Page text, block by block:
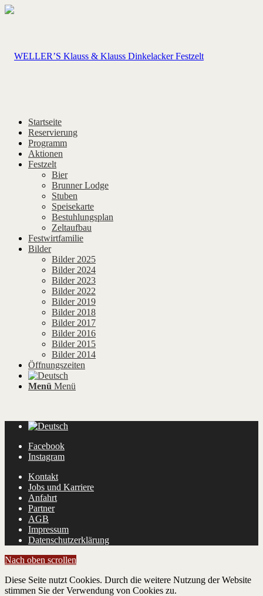
Startseite
Reservierung
Programm
Aktionen
Festzelt
Bier
Brunner Lodge
Stuben
Speisekarte
Bestuhlungsplan
Zeltaufbau
Festwirtfamilie
Bilder
Bilder 2025
Bilder 2024
Bilder 2023
Bilder 2022
Bilder 2019
Bilder 2018
Bilder 2017
Bilder 2016
Bilder 2015
Bilder 2014
Öffnungszeiten
Menü Menü
Facebook
Instagram
Kontakt
Jobs und Karriere
Anfahrt
Partner
AGB
Impressum
Datenschutzerklärung
Nach oben scrollen
Diese Seite nutzt Cookies. Durch die weitere Nutzung der Website
stimmen Sie der Verwendung von Cookies zu.